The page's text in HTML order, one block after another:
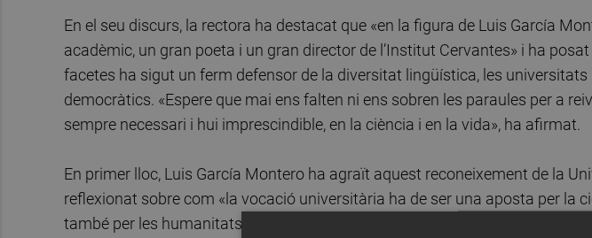
En el seu discurs, la rectora ha destacat que «en la figura de Luis García
acadèmic, un gran poeta i un gran director de l’Institut Cervantes» i ha
facetes ha sigut un ferm defensor de la diversitat lingüística, les universitats
democràtics. «Espere que mai ens falten ni ens sobren les paraules per a
sempre necessari i hui imprescindible, en la ciència i en la vida», ha afirmat.
En primer lloc, Luis García Montero ha agraït aquest reconeixement de la
reflexionat sobre com «la vocació universitària ha de ser una aposta per la
també per les humanitats perquè aquestes estiguen al servei de la dignitat